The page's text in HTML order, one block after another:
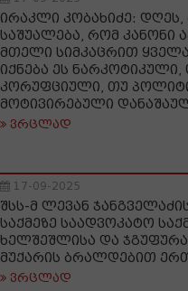
ირაკლი კობახიძე: დღეს,
საშუალება, რომ კანონი
მთელი სიმკაცრით
იქნება ეს
კორუფციული, თუ
მოტივირებული
ვრცლად
17-09-2025
შსს-მ ლევან
საქმეზე საადვოკატო
ხელშეშლისა და
მუქარის ბრალდებით
ვრცლად